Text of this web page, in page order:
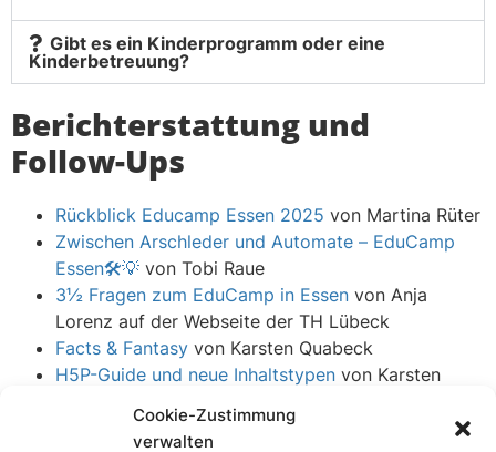
Cookie-Zustimmung
verwalten
Gibt es ein Kinderprogramm oder eine
Kinderbetreuung?
Berichterstattung und
Follow-Ups
Rückblick Educamp Essen 2025 von Martina Rüter
Zwischen Arschleder und Automate – EduCamp
Essen🛠️💡 von Tobi Raue
3½ Fragen zum EduCamp in Essen von Anja
Lorenz auf der Webseite der TH Lübeck
Facts & Fantasy von Karsten Quabeck
H5P-Guide und neue Inhaltstypen von Karsten
uberspace.devon Karsten Quabeck